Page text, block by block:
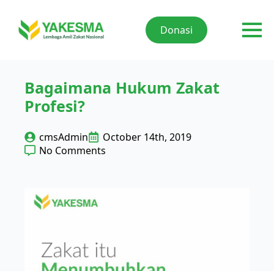
Donasi
Bagaimana Hukum Zakat
Profesi?
cmsAdmin
October 14th, 2019
No Comments